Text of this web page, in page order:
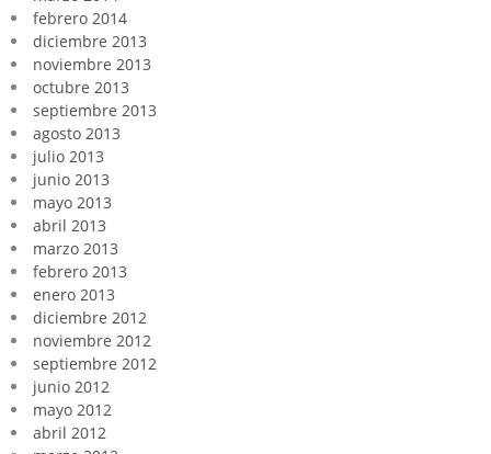
febrero 2014
diciembre 2013
noviembre 2013
octubre 2013
septiembre 2013
agosto 2013
julio 2013
junio 2013
mayo 2013
abril 2013
marzo 2013
febrero 2013
enero 2013
diciembre 2012
noviembre 2012
septiembre 2012
junio 2012
mayo 2012
abril 2012